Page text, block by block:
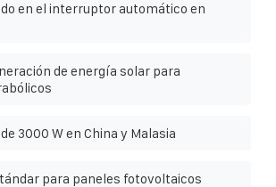
en el interruptor automático en
de energía solar para
3000 W en China y Malasia
para paneles fotovoltaicos